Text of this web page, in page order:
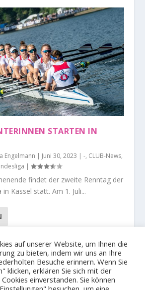
STARTEN IN
Engelmann | Juni 30, 2023 |-, CLUB-News,
|
findet der zweite Renntag der
in Kassel statt. Am 1. Juli...
3
auf unserer Website, um Ihnen die
zu bieten, indem wir uns an Ihre
Besuche erinnern. Wenn Sie
klicken, erklären Sie sich mit der
einverstanden. Sie können